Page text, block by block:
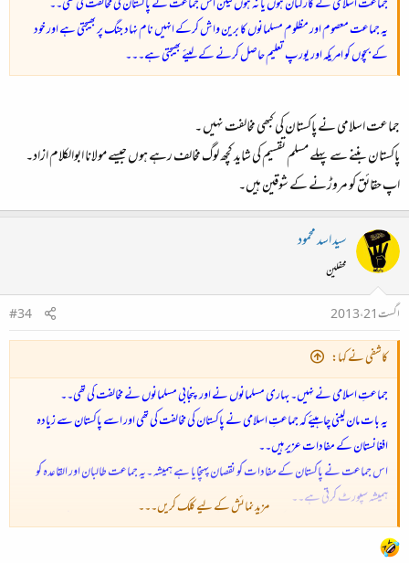
یہ جماعت معصوم اور مظلوم مسلمانوں کا برین واش کرکے انہیں نام نہاد جنگ پر بھیجتی ہے اور خود
کے بچوں کو امریکہ اور یورپ تعلیم حاصل کرنے کے لیئے بھیجتی ہے۔۔۔
جماعت اسلامی نے پاکستان کی کبھی مخالفت نہیں ۔
پاکستان بننے سے پہلے مسلم تقسیم کی شاید کچھ لوگ مخالف رہے ہوں جیسے مولانا ابوالکلام ازاد۔
اپ حقائق کو مروڑنے کے شوقین ہیں۔
سید اسد محمود
محفلین
اگست 21، 2013
#34
کاشفی نے کہا:
جماعتِ اسلامی نے نہیں۔ بہاری مسلمانوں نے اور پنجابی مسلمانوں نے مخالفت کی تھی۔۔
یہ بات مان لینی چاہیئے کہ جماعتِ اسلامی نے پاکستان کی مخالفت کی تھی اور اسے پاکستان سے زیادہ
افغانستان کے مفادات عزیر ہیں۔۔
اس جماعت نے پاکستان کے مفادات کو نقصان پہنچایا ہے ہمیشہ ۔یہ جماعت طالبان اور القاعدہ کو
ہمیشہ سپورٹ کرتی ہے۔۔
اس جماعت کا لیڈرمسلمانوں کو اقلیتمیں نام لکھوانے کا کہتا ہے۔۔ یہ جماعت مسلم دشمن بھی
ہے۔
مزید نمائش کے لیے کلک کریں۔۔۔